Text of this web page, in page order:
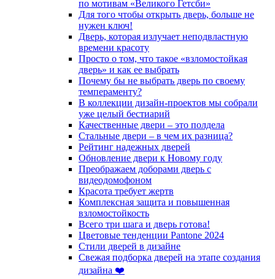
по мотивам «Великого Гетсби»
Для того чтобы открыть дверь, больше не
нужен ключ!
Дверь, которая излучает неподвластную
времени красоту
Просто о том, что такое «взломостойкая
дверь» и как ее выбрать
Почему бы не выбрать дверь по своему
темпераменту?
В коллекции дизайн-проектов мы собрали
уже целый бестиарий
Качественные двери – это полдела
Стальные двери – в чем их разница?
Рейтинг надежных дверей
Обновление двери к Новому году
Преображаем доборами дверь с
видеодомофоном
Красота требует жертв
Комплексная защита и повышенная
взломостойкость
Всего три шага и дверь готова!
Цветовые тенденции Pantone 2024
Стили дверей в дизайне
Свежая подборка дверей на этапе создания
дизайна ❤️